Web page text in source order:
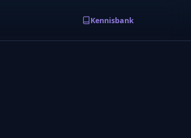
Kennisbank